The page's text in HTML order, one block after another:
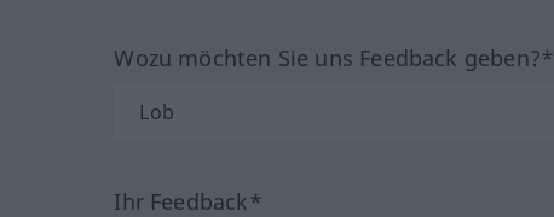
Wozu möchten Sie uns Feedback geben?*
Ihr Feedback*